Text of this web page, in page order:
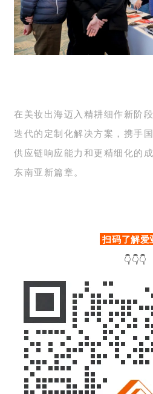
在美妆出海迈入精耕细作新阶
迭代的定制化解决方案，携手
供应链响应能力和更精细化的
东南亚新篇章。
扫码了解爱
👇👇👇